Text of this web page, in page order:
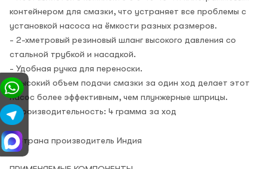
контейнером для смазки, что устраняет все проблемы с
установкой насоса на ёмкости разных размеров.
- 2-хметровый резиновый шланг высокого давления со
стальной трубкой и насадкой.
- Удобная ручка для переноски.
- Высокий объем подачи смазки за один ход делает этот
насос более эффективным, чем плунжерные шприцы.
- Производительность: 4 грамма за ход
- Страна производитель Индия